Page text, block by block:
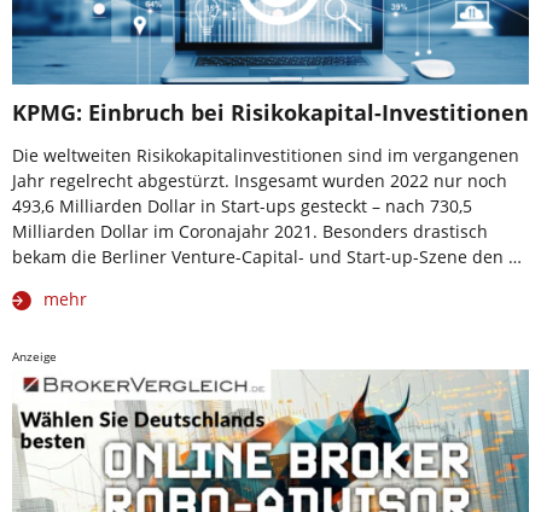
KPMG: Einbruch bei Risikokapital-Investitionen
Die weltweiten Risikokapitalinvestitionen sind im vergangenen
Jahr regelrecht abgestürzt. Insgesamt wurden 2022 nur noch
493,6 Milliarden Dollar in Start-ups gesteckt – nach 730,5
Milliarden Dollar im Coronajahr 2021. Besonders drastisch
bekam die Berliner Venture-Capital- und Start-up-Szene den …
mehr
Anzeige